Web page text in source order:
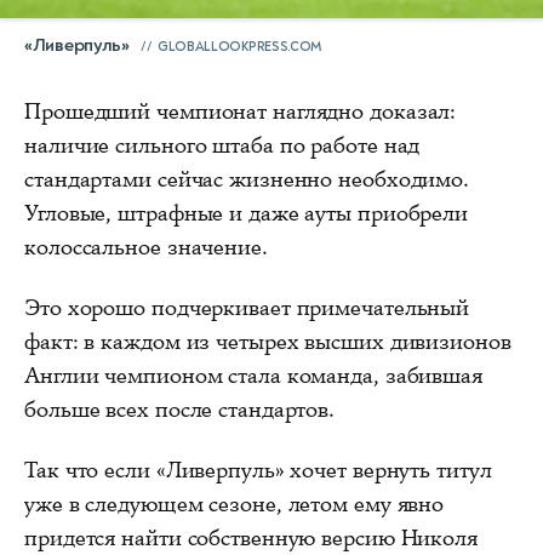
«Ливерпуль» GLOBALLOOKPRESS.COM
Прошедший чемпионат наглядно доказал:
наличие сильного штаба по работе над
стандартами сейчас жизненно необходимо.
Угловые, штрафные и даже ауты приобрели
колоссальное значение.
Это хорошо подчеркивает примечательный
факт: в каждом из четырех высших дивизионов
Англии чемпионом стала команда, забившая
больше всех после стандартов.
Так что если «Ливерпуль» хочет вернуть титул
уже в следующем сезоне, летом ему явно
придется найти собственную версию Николя